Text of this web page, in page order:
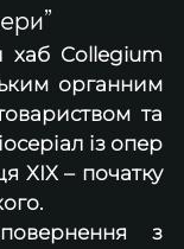
хаб Collegium
органним
та
із опер
ХІХ – початку
з